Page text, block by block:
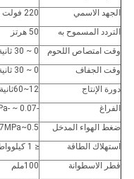
الجهد الاسمي
220 فولت ± 10%
التردد المسموح به
50 هرتز
وقت امتصاص اللحوم
0 ~ 30 ثانية (معدلة)
وقت الجفاف
0 ~ 30 ثانية (معدلة)
دورة الإنتاج
12~60ثانية ((يمكن تعديلها)
الفراغ
-0.07 ~ -0.05MPa
ضغط الهواء المدخل
0.5~0.7MPa
استهلاك الطاقة
≤ 1 كيلوواط
قطر الاسطوانة
100ملم